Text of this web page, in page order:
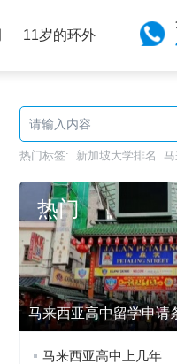
11岁的环外
热门标签: 新加坡大学排名
热门
马来西亚高中留学申请
马来西亚高中上几年